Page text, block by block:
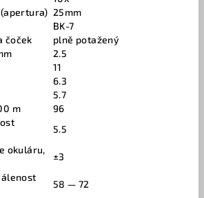
25mm
BK-7
čoček
plně potažený
2.5
11
6.3
5.7
m
96
5.5
okuláru,
±3
58 — 72